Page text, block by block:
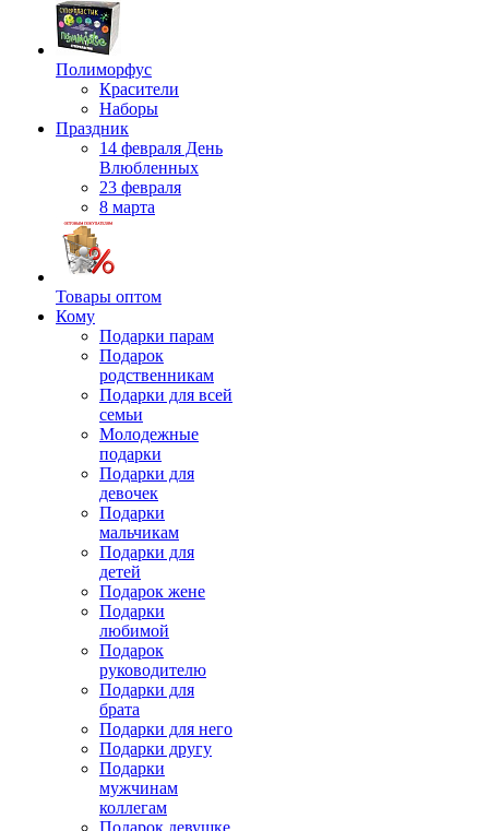
Полиморфус
Красители
Наборы
Праздник
14 февраля День
Влюбленных
23 февраля
8 марта
Товары оптом
Кому
Подарки парам
Подарок
родственникам
Подарки для всей
семьи
Молодежные
подарки
Подарки для
девочек
Подарки
мальчикам
Подарки для
детей
Подарок жене
Подарки
любимой
Подарок
руководителю
Подарки для
брата
Подарки для него
Подарки другу
Подарки
мужчинам
коллегам
Подарок девушке